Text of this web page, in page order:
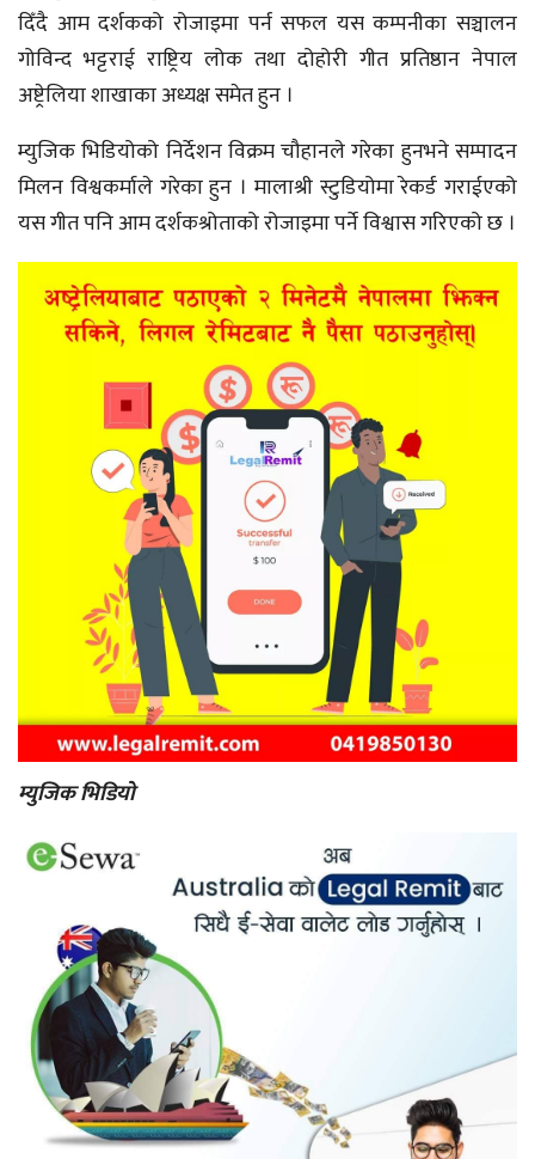
दिँदै आम दर्शकको रोजाइमा पर्न सफल यस कम्पनीका सञ्चालन
गोविन्द भट्टराई राष्ट्रिय लोक तथा दोहोरी गीत प्रतिष्ठान नेपाल
अष्ट्रेलिया शाखाका अध्यक्ष समेत हुन ।
म्युजिक भिडियोको निर्देशन विक्रम चौहानले गरेका हुनभने सम्पादन
मिलन विश्वकर्माले गरेका हुन । मालाश्री स्टुडियोमा रेकर्ड गराईएको
यस गीत पनि आम दर्शकश्रोताको रोजाइमा पर्ने विश्वास गरिएको छ ।
म्युजिक भिडियो